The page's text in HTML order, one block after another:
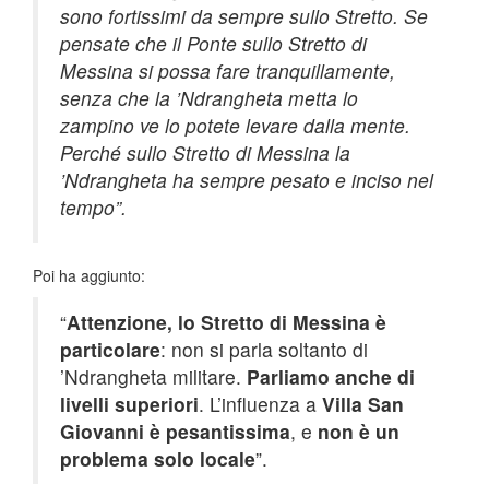
sono fortissimi da sempre sullo Stretto. Se
pensate che il Ponte sullo Stretto di
Messina si possa fare tranquillamente,
senza che la ’Ndrangheta metta lo
zampino ve lo potete levare dalla mente.
Perché sullo Stretto di Messina la
’Ndrangheta ha sempre pesato e inciso nel
tempo”.
Poi ha aggiunto:
“Attenzione, lo Stretto di Messina è
particolare: non si parla soltanto di
’Ndrangheta militare. Parliamo anche di
livelli superiori. L’influenza a Villa San
Giovanni è pesantissima, e non è un
problema solo locale”.